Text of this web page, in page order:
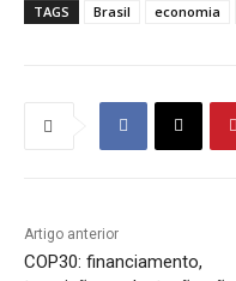
TAGS Brasil economia
Artigo anterior
COP30: financiamento,